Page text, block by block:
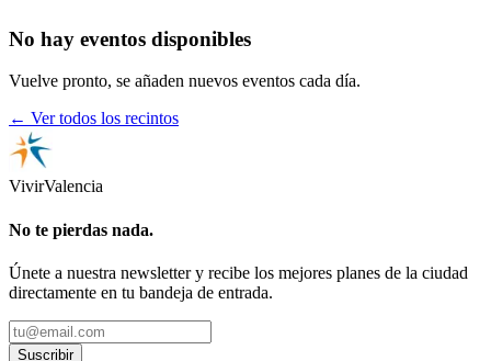
No hay eventos disponibles
Vuelve pronto, se añaden nuevos eventos cada día.
← Ver todos los recintos
VivirValencia
No te pierdas nada.
Únete a nuestra newsletter y recibe los mejores planes de la ciudad
directamente en tu bandeja de entrada.
Suscribir